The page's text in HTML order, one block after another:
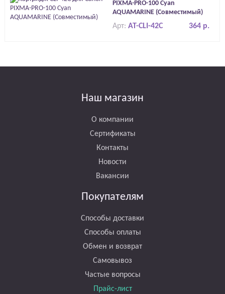
PIXMA-PRO-100 Cyan
AQUAMARINE (Совместимый)
364 р.
Арт:AT-CLI-42C
Наш магазин
О компании
Сертификаты
Контакты
Новости
Вакансии
Покупателям
Способы доставки
Способы оплаты
Обмен и возврат
Самовывоз
Частые вопросы
Прайс-лист